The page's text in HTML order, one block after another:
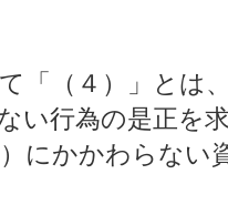
「（４）」とは
い行為の是正を
にかかわらない